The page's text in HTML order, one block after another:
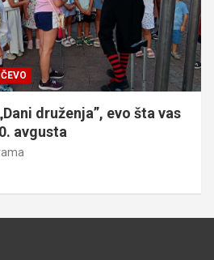
druženja”, evo šta vas
avgusta